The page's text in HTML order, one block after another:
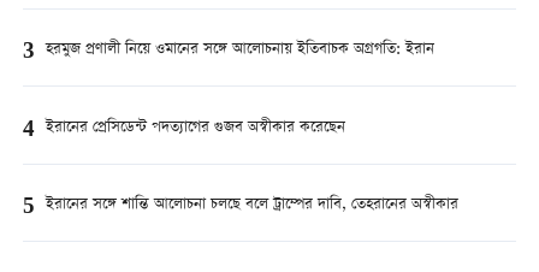
3 হরমুজ প্রণালী নিয়ে ওমানের সঙ্গে আলোচনায় ইতিবাচক অগ্রগতি: ইরান
4 ইরানের প্রেসিডেন্ট পদত্যাগের গুজব অস্বীকার করেছেন
5 ইরানের সঙ্গে শান্তি আলোচনা চলছে বলে ট্রাম্পের দাবি, তেহরানের অস্বীকার